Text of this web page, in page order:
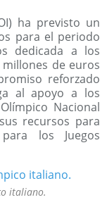
ha previsto un
para el periodo
dedicada a los
de euros
reforzado
al apoyo a los
Nacional
recursos para
los Juegos
italiano.